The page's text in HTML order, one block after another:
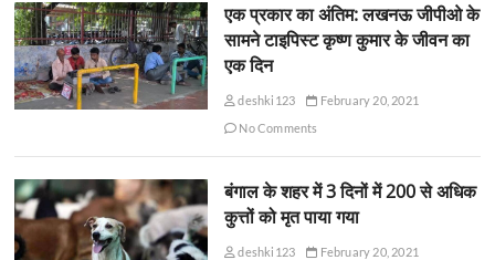
एक प्रकार का अंतिम: लखनऊ जीपीओ के
सामने टाइपिस्ट कृष्ण कुमार के जीवन का
एक दिन
deshki123
February 20, 2021
No Comments
बंगाल के शहर में 3 दिनों में 200 से अधिक
कुत्तों को मृत पाया गया
deshki123
February 20, 2021